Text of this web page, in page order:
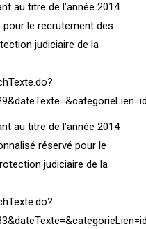
au titre de l’année 2014
pour le recrutement des
judiciaire de la
au titre de l’année 2014
réservé pour le
judiciaire de la